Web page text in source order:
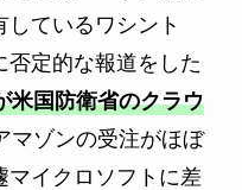
ているワシント
否定的な報道をした
米国防衛省のクラウ
マゾンの受注がほぼ
マイクロソフトに差